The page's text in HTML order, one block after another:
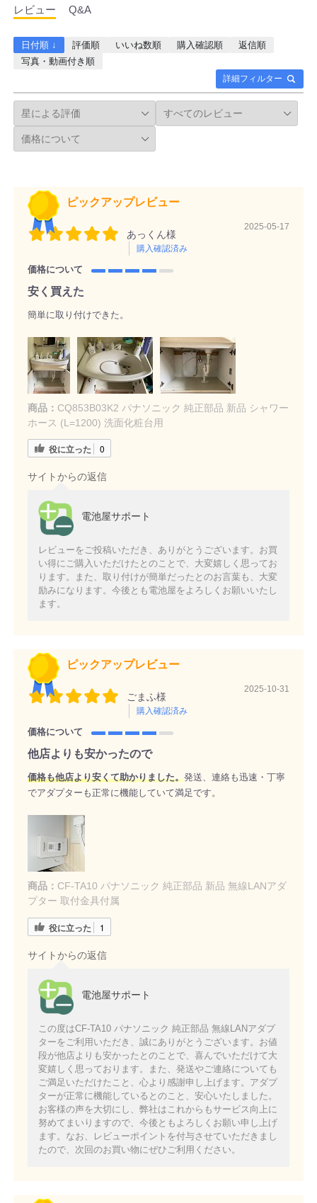
レビュー Q&A
詳細フィルター
日付順 ↓ 評価順 いいね数順 購入確認順
返信順
写真・動画付き順
ピックアップレビュー
あっくん様
購入確認済み
2025-05-17
価格について
安く買えた
簡単に取り付けできた。
商品： CQ853B03K2 パナソニック 純正部品 新品 シャワー
ホース (L=1200) 洗面化粧台用
役に立った 0
サイトからの返信
電池屋サポート
レビューをご投稿いただき、ありがとうございます。お買
い得にご購入いただけたとのことで、大変嬉しく思ってお
ります。また、取り付けが簡単だったとのお言葉も、大変
励みになります。今後とも電池屋をよろしくお願いいたし
ます。
ピックアップレビュー
ごまふ様
購入確認済み
2025-10-31
価格について
他店よりも安かったので
価格も他店より安くて助かりました。発送、連絡も迅速・丁寧
でアダプターも正常に機能していて満足です。
商品： CF-TA10 パナソニック 純正部品 新品 無線LANアダ
プター 取付金具付属
役に立った 1
サイトからの返信
電池屋サポート
この度はCF-TA10 パナソニック 純正部品 無線LANアダプ
ターをご利用いただき、誠にありがとうございます。お値
段が他店よりも安かったとのことで、喜んでいただけて大
変嬉しく思っております。また、発送やご連絡についても
ご満足いただけたこと、心より感謝申し上げます。アダプ
ターが正常に機能しているとのこと、安心いたしました。
お客様の声を大切にし、弊社はこれからもサービス向上に
努めてまいりますので、今後ともよろしくお願い申し上げ
ます。なお、レビューポイントを付与させていただきまし
たので、次回のお買い物にぜひご利用ください。